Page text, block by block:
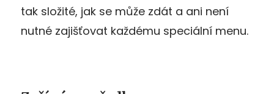
tak složité, jak se může zdát a ani není
nutné zajišťovat každému speciální menu.